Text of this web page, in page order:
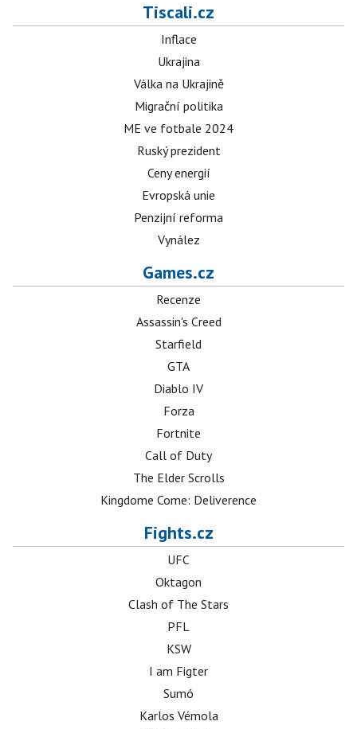
Tiscali.cz
Inflace
Ukrajina
Válka na Ukrajině
Migrační politika
ME ve fotbale 2024
Ruský prezident
Ceny energií
Evropská unie
Penzijní reforma
Vynález
Games.cz
Recenze
Assassin's Creed
Starfield
GTA
Diablo IV
Forza
Fortnite
Call of Duty
The Elder Scrolls
Kingdome Come: Deliverence
Fights.cz
UFC
Oktagon
Clash of The Stars
PFL
KSW
I am Figter
Sumó
Karlos Vémola